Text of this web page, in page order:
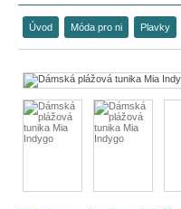
Úvod Móda pro ni Plavky